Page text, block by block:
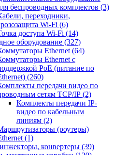
беспроводных комплектов (3)
переходники,
Wi-Fi (6)
доступа Wi-Fi (14)
оборудование (327)
Ethernet (64)
Ethernet с
PoE (питание по
(260)
передачи видео по
сетям TCP/IP (2)
Комплекты передачи IP-
видео по кабельным
линиям (2)
(роутеры)
(1)
конвертеры (39)